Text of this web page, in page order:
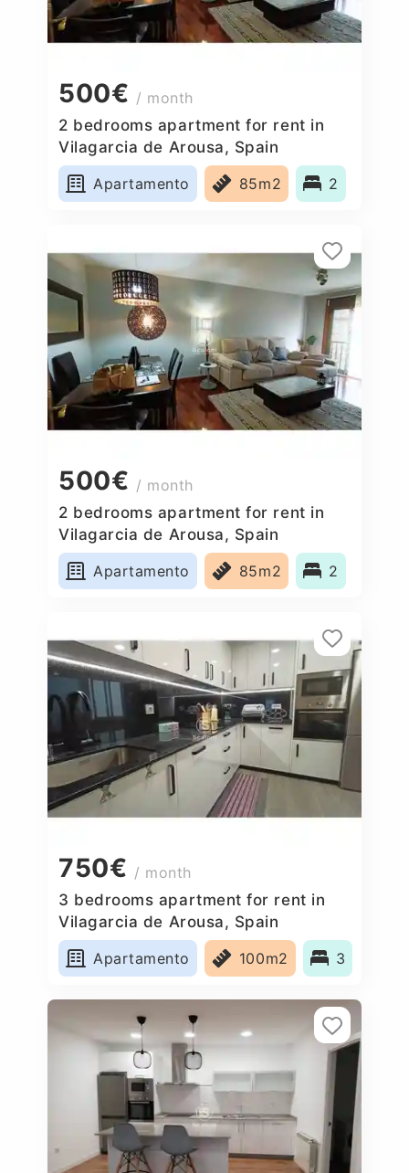
500€ / month
2 bedrooms apartment for rent in
Vilagarcia de Arousa, Spain
Apartamento
85m2 2
500€ / month
2 bedrooms apartment for rent in
Vilagarcia de Arousa, Spain
Apartamento
85m2 2
750€ / month
3 bedrooms apartment for rent in
Vilagarcia de Arousa, Spain
Apartamento
100m2 3